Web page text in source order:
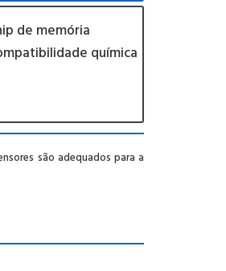
de memória
química
são adequados para a